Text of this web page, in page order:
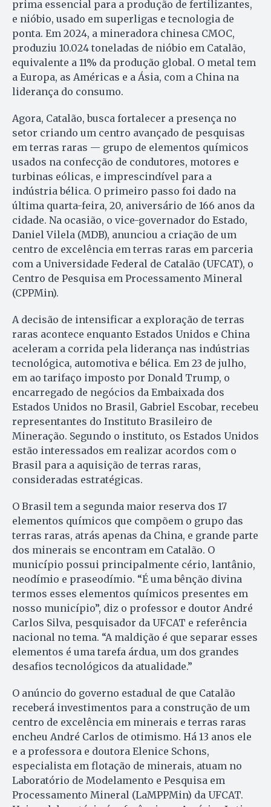
prima essencial para a produção de fertilizantes,
e nióbio, usado em superligas e tecnologia de
ponta. Em 2024, a mineradora chinesa CMOC,
produziu 10.024 toneladas de nióbio em Catalão,
equivalente a 11% da produção global. O metal tem
a Europa, as Américas e a Ásia, com a China na
liderança do consumo.
Agora, Catalão, busca fortalecer a presença no
setor criando um centro avançado de pesquisas
em terras raras — grupo de elementos químicos
usados na confecção de condutores, motores e
turbinas eólicas, e imprescindível para a
indústria bélica. O primeiro passo foi dado na
última quarta-feira, 20, aniversário de 166 anos da
cidade. Na ocasião, o vice-governador do Estado,
Daniel Vilela (MDB), anunciou a criação de um
centro de excelência em terras raras em parceria
com a Universidade Federal de Catalão (UFCAT), o
Centro de Pesquisa em Processamento Mineral
(CPPMin).
A decisão de intensificar a exploração de terras
raras acontece enquanto Estados Unidos e China
aceleram a corrida pela liderança nas indústrias
tecnológica, automotiva e bélica. Em 23 de julho,
em ao tarifaço imposto por Donald Trump, o
encarregado de negócios da Embaixada dos
Estados Unidos no Brasil, Gabriel Escobar, recebeu
representantes do Instituto Brasileiro de
Mineração. Segundo o instituto, os Estados Unidos
estão interessados em realizar acordos com o
Brasil para a aquisição de terras raras,
consideradas estratégicas.
O Brasil tem a segunda maior reserva dos 17
elementos químicos que compõem o grupo das
terras raras, atrás apenas da China, e grande parte
dos minerais se encontram em Catalão. O
município possui principalmente cério, lantânio,
neodímio e praseodímio. “É uma bênção divina
termos esses elementos químicos presentes em
nosso município”, diz o professor e doutor André
Carlos Silva, pesquisador da UFCAT e referência
nacional no tema. “A maldição é que separar esses
elementos é uma tarefa árdua, um dos grandes
desafios tecnológicos da atualidade.”
O anúncio do governo estadual de que Catalão
receberá investimentos para a construção de um
centro de excelência em minerais e terras raras
encheu André Carlos de otimismo. Há 13 anos ele
e a professora e doutora Elenice Schons,
especialista em flotação de minerais, atuam no
Laboratório de Modelamento e Pesquisa em
Processamento Mineral (LaMPPMin) da UFCAT.